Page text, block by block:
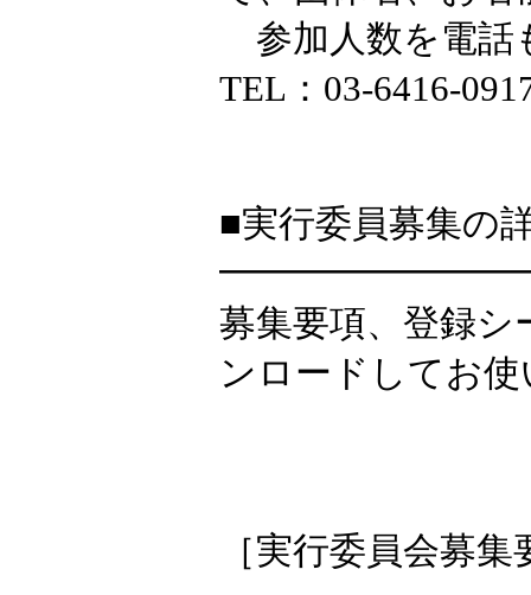
参加人数を電話
TEL：03-6416-
■実行委員募集
募集要項、登録シ
ンロードしてお
［実行委員会募